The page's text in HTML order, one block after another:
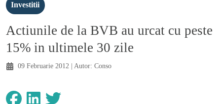
Investitii
Actiunile de la BVB au urcat cu peste
15% in ultimele 30 zile
09 Februarie 2012 | Autor: Conso